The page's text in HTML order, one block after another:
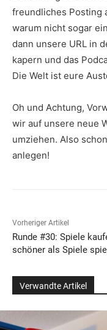
freundliches Posting
warum nicht sogar
dann unsere URL in
kapern und das
Die Welt ist eure
Oh und Achtung,
wir auf unsere neue
umziehen. Also
anlegen!
Vorheriger Artikel
Runde #30: Spiele
schöner als Spiele
Verwandte Artikel